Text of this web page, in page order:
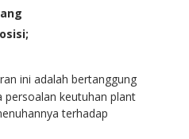
ini adalah bertanggung
persoalan keutuhan plant
terhadap